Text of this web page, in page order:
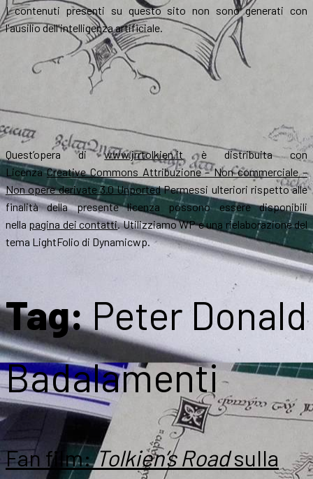
I contenuti presenti su questo sito non sono generati con
l'ausilio dell'intelligenza artificiale.
Quest’opera diwww.jrrtolkien.it è distribuita con
LicenzaCreative Commons Attribuzione – Non commerciale –
Non opere derivate 3.0 UnportedPermessi ulteriori rispetto alle
finalità della presente licenza possono essere disponibili
nella pagina dei contatti. Utilizziamo WP e una rielaborazione del
tema LightFolio di Dynamicwp.
Tag:Peter Donald
Badalamenti
Fan film:Tolkien’s Roadsulla